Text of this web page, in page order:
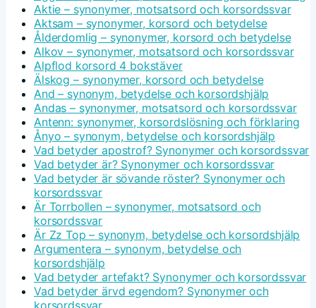
Aktie – synonymer, motsatsord och korsordssvar
Aktsam – synonymer, korsord och betydelse
Ålderdomlig – synonymer, korsord och betydelse
Alkov – synonymer, motsatsord och korsordssvar
Alpflod korsord 4 bokstäver
Älskog – synonymer, korsord och betydelse
And – synonym, betydelse och korsordshjälp
Andas – synonymer, motsatsord och korsordssvar
Antenn: synonymer, korsordslösning och förklaring
Ånyo – synonym, betydelse och korsordshjälp
Vad betyder apostrof? Synonymer och korsordssvar
Vad betyder är? Synonymer och korsordssvar
Vad betyder är sövande röster? Synonymer och
korsordssvar
Är Torrbollen – synonymer, motsatsord och
korsordssvar
Är Zz Top – synonym, betydelse och korsordshjälp
Argumentera – synonym, betydelse och
korsordshjälp
Vad betyder artefakt? Synonymer och korsordssvar
Vad betyder ärvd egendom? Synonymer och